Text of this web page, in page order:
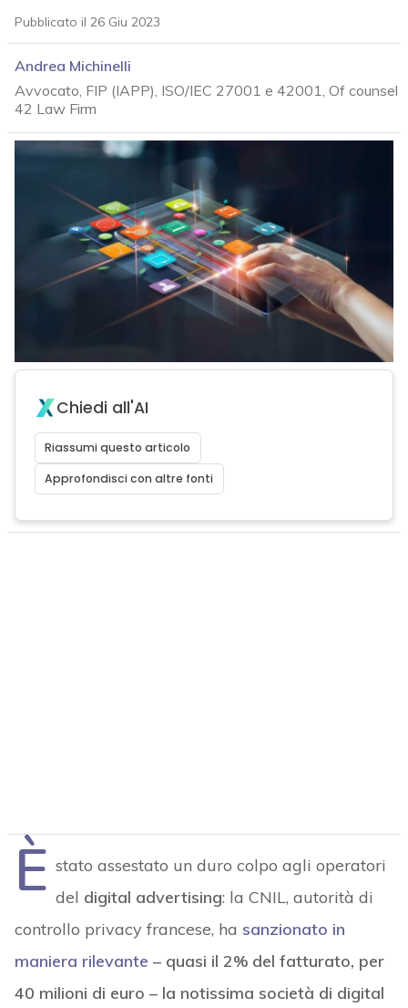
Pubblicato il 26 Giu 2023
Andrea Michinelli
Avvocato, FIP (IAPP), ISO/IEC 27001 e 42001, Of counsel
42 Law Firm
Chiedi all'AI
Riassumi questo articolo
Approfondisci con altre fonti
È stato assestato un duro colpo agli operatori
del digital advertising: la CNIL, autorità di
controllo privacy francese, ha sanzionato in
maniera rilevante – quasi il 2% del fatturato, per
40 milioni di euro – la notissima società di digital